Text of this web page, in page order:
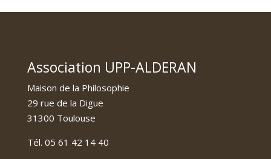
Association UPP-ALDERAN
Maison de la Philosophie
29 rue de la Digue
31300 Toulouse
Tél. 05 61 42 14 40